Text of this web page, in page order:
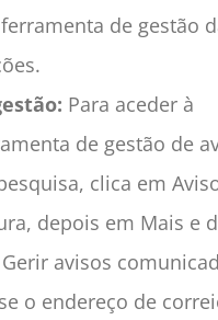
de gestão
Para aceder à
de gestão de
clica em
depois em Mais e
avisos
o endereço de